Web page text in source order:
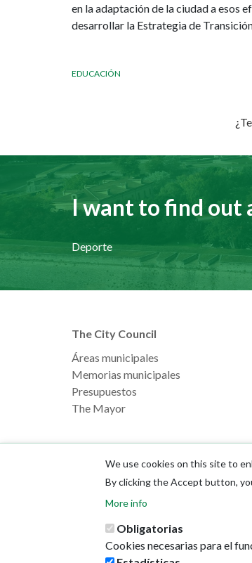
en la adaptación de la ciudad a esos
desarrollar la Estrategia de
EDUCACIÓN
I want to find out
Deporte
The City Council
Áreas municipales
Memorias municipales
Presupuestos
The Mayor
We use cookies on this site to
By clicking the Accept button,
More info
Obligatorias
Cookies necesarias para el